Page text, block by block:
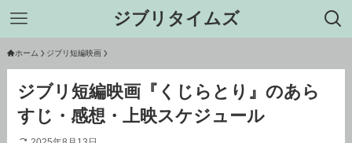
ジブリタイムズ
ホーム ジブリ短編映画
ジブリ短編映画『くじらとり』のあら
すじ・感想・上映スケジュール